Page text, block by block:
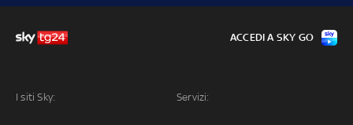
I siti Sky: Servizi:
ACCEDI A SKY GO